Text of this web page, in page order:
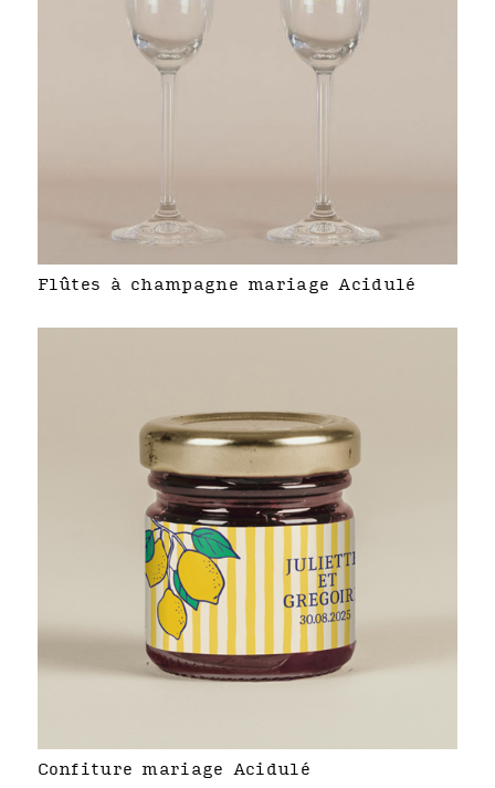
Flûtes à champagne mariage Acidulé
Confiture mariage Acidulé